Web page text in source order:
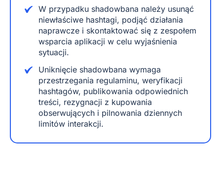
W przypadku shadowbana należy usunąć
niewłaściwe hashtagi, podjąć działania
naprawcze i skontaktować się z zespołem
wsparcia aplikacji w celu wyjaśnienia
sytuacji.
Uniknięcie shadowbana wymaga
przestrzegania regulaminu, weryfikacji
hashtagów, publikowania odpowiednich
treści, rezygnacji z kupowania
obserwujących i pilnowania dziennych
limitów interakcji.